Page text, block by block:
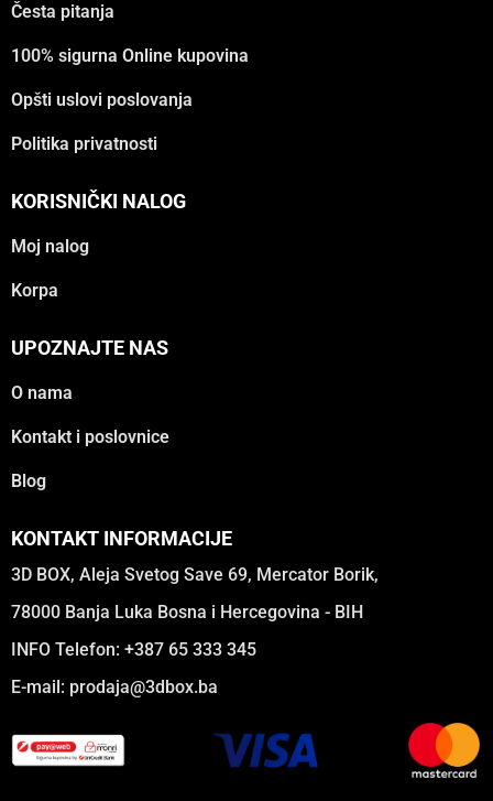
Česta pitanja
100% sigurna Online kupovina
Opšti uslovi poslovanja
Politika privatnosti
KORISNIČKI NALOG
Moj nalog
Korpa
UPOZNAJTE NAS
O nama
Kontakt i poslovnice
Blog
KONTAKT INFORMACIJE
3D BOX, Aleja Svetog Save 69, Mercator Borik,
78000 Banja Luka Bosna i Hercegovina - BIH
INFO Telefon: +387 65 333 345
E-mail: prodaja@3dbox.ba